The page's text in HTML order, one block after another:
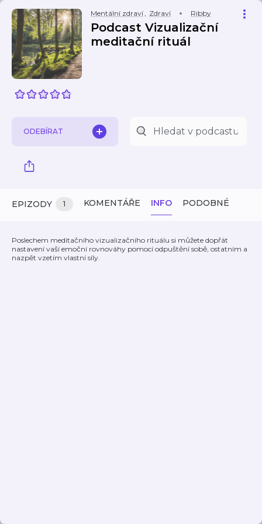
Mentální zdraví, Zdraví Ribby
Podcast Vizualizační
meditační rituál
ODEBÍRAT
EPIZODY 1 KOMENTÁŘE INFO PODOBNÉ
Poslechem meditačního vizualizačního rituálu si můžete dopřát
nastavení vaší emoční rovnováhy pomocí odpuštění sobě, ostatním a
nazpět vzetím vlastní síly.